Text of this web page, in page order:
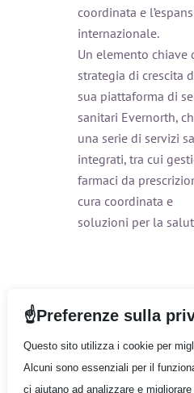
coordinata e
internazionale.
Un elemento chiave
strategia di crescita
sua piattaforma di
sanitari Evernorth,
una serie di servizi
integrati, tra cui
farmaci da
cura coordinata e
soluzioni per la
Infokit 1
Preferenze sulla
Questo sito utilizza i cookie per
Alcuni sono essenziali per il
ci aiutano ad analizzare e